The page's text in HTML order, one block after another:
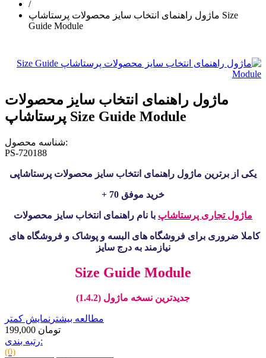
/
ماژول راهنمای انتخاب سایز محصولات پرستاشاپ Size
Guide Module
ماژول راهنمای انتخاب سایز محصولات
پرستاشاپ Size Guide Module
شناسه محصول:
PS-720188
یکی از برترین ماژول راهنمای انتخاب سایز محصولات پرستاشاپی
+ 70 خرید موفق
ماژول تجاری پرستاشاپ با نام راهنمای انتخاب سایز محصولات
کاملا ضروری برای فروشگاه های البسه و پوشاکو فروشگاه های
نیازمند به درج سایز
Size Guide Module
جدیدترین نسخه ماژول (1.4.2)
مطالعه بیشتر نمایش کمتر
199,000 تومان
رتبه بندی:
(0)